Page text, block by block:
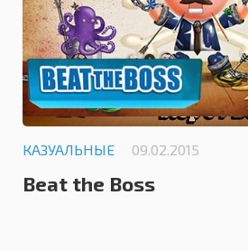
КАЗУАЛЬНЫЕ 09.02.2015
Beat the Boss